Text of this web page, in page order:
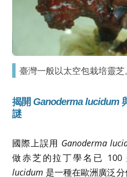
臺灣一般以太空包栽培靈芝。
揭開 Ganoderma lucidum
謎
國際上誤用 Ganoderma
做赤芝的拉丁學名已 100
lucidum 是一種在歐洲廣泛